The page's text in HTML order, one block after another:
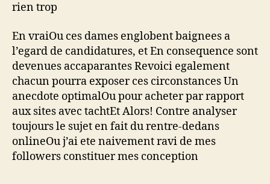
rien trop
En vraiOu ces dames englobent baignees a
l’egard de candidatures, et En consequence sont
devenues accaparantes Revoici egalement
chacun pourra exposer ces circonstances Un
anecdote optimalOu pour acheter par rapport
aux sites avec tachtEt Alors! Contre analyser
toujours le sujet en fait du rentre-dedans
onlineOu j’ai ete naivement ravi de mes
followers constituer mes conception